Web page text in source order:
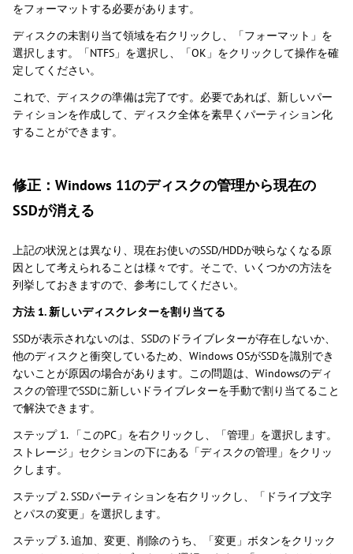
をフォーマットする必要があります。
ディスクの未割り当て領域を右クリックし、「フォーマット」を
選択します。「NTFS」を選択し、「OK」をクリックして操作を確
定してください。
これで、ディスクの準備は完了です。必要であれば、新しいパー
ティションを作成して、ディスク全体を素早くパーティション化
することができます。
修正：Windows 11のディスクの管理から現在の
SSDが消える
上記の状況とは異なり、現在お使いのSSD/HDDが映らなくなる原
因として考えられることは様々です。そこで、いくつかの方法を
列挙しておきますので、参考にしてください。
方法 1. 新しいディスクレターを割り当てる
SSDが表示されないのは、SSDのドライブレターが存在しないか、
他のディスクと衝突しているため、Windows OSがSSDを識別でき
ないことが原因の場合があります。この問題は、Windowsのディ
スクの管理でSSDに新しいドライブレターを手動で割り当てること
で解決できます。
ステップ 1. 「このPC」を右クリックし、「管理」を選択します。
ストレージ」セクションの下にある「ディスクの管理」をクリッ
クします。
ステップ 2. SSDパーティションを右クリックし、「ドライブ文字
とパスの変更」を選択します。
ステップ 3. 追加、変更、削除のうち、「変更」ボタンをクリック